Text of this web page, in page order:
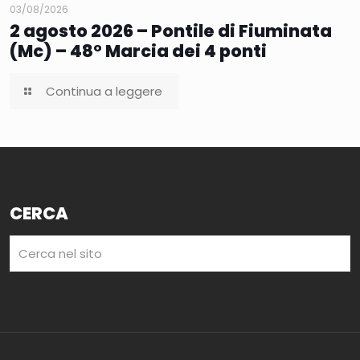
03/08/2026
2 agosto 2026 – Pontile di Fiuminata
(Mc) – 48° Marcia dei 4 ponti
Continua a leggere
CERCA